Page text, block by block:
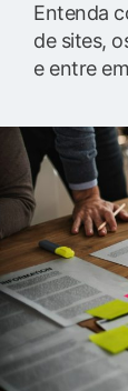
Entenda
de sites,
e entre